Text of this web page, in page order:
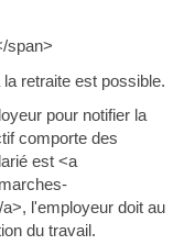
span>
retraite est possible.
pour notifier la
comporte des
est <a
l'employeur doit au
du travail.